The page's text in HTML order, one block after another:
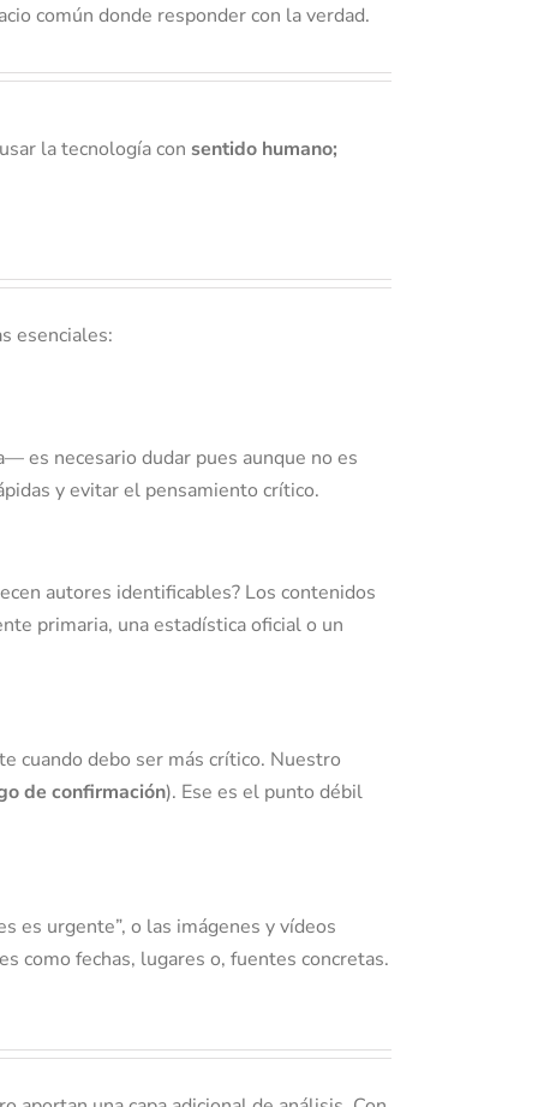
común donde responder con la verdad.
la tecnología con sentido humano;
esenciales:
es necesario dudar pues aunque no es
y evitar el pensamiento crítico.
autores identificables? Los contenidos
primaria, una estadística oficial o un
cuando debo ser más crítico. Nuestro
de confirmación). Ese es el punto débil
es urgente”, o las imágenes y vídeos
como fechas, lugares o, fuentes concretas.